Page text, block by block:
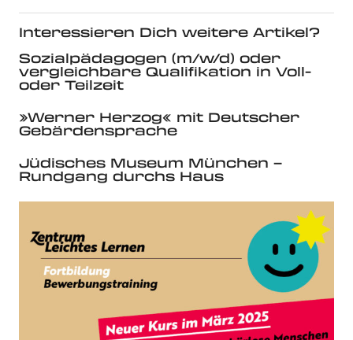
Interessieren Dich weitere Artikel?
Sozialpädagogen (m/w/d) oder
vergleichbare Qualifikation in Voll-
oder Teilzeit
»Werner Herzog« mit Deutscher
Gebärdensprache
Jüdisches Museum München –
Rundgang durchs Haus